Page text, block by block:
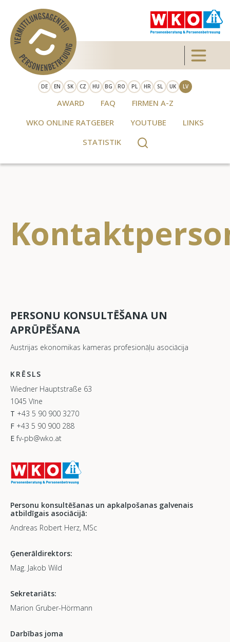
Skip to main content Toggle
DE EN SK CZ HU BG RO PL HR SL UK LV
AWARD FAQ
FIRMEN A-Z
WKO ONLINE RATGEBER
YOUTUBE
LINKS
STATISTIK
PERSONU KONSULTĒŠANA UN
APRŪPĒŠANA
Austrijas ekonomikas kameras profesionāļu asociācija
KRĒSLS
Wiedner Hauptstraße 63
1045 Vīne
T +43 5 90 900 3270
F +43 5 90 900 288
Efv-pb@wko.at
Personu konsultēšanas un apkalpošanas galvenais
atbildīgais asociācijā:
Andreas Robert Herz, MSc
Ģenerāldirektors:
Mag. Jakob Wild
Sekretariāts:
Marion Gruber-Hörmann
Darbības joma